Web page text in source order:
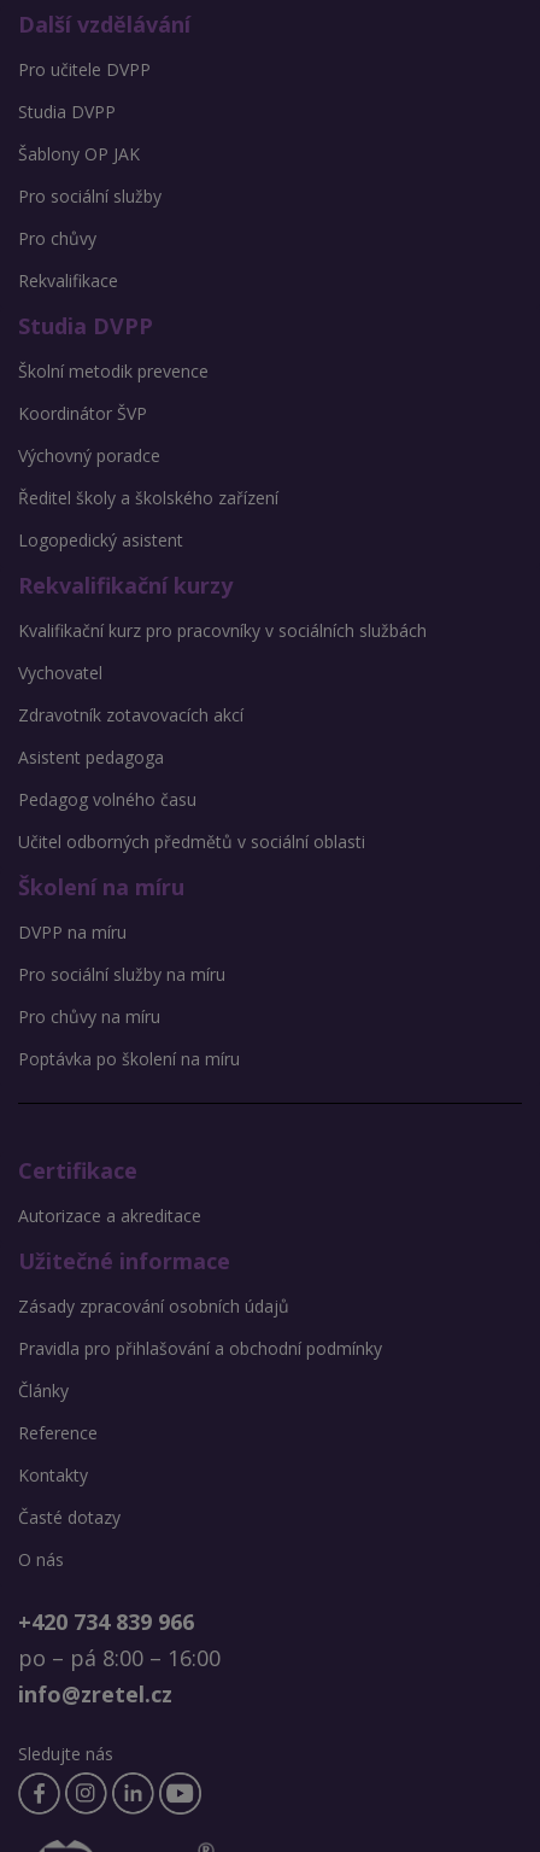
Další vzdělávání
Pro učitele DVPP
Studia DVPP
Šablony OP JAK
Pro sociální služby
Pro chůvy
Rekvalifikace
Studia DVPP
Školní metodik prevence
Koordinátor ŠVP
Výchovný poradce
Ředitel školy a školského zařízení
Logopedický asistent
Rekvalifikační kurzy
Kvalifikační kurz pro pracovníky v sociálních službách
Vychovatel
Zdravotník zotavovacích akcí
Asistent pedagoga
Pedagog volného času
Učitel odborných předmětů v sociální oblasti
Školení na míru
DVPP na míru
Pro sociální služby na míru
Pro chůvy na míru
Poptávka po školení na míru
Certifikace
Autorizace a akreditace
Užitečné informace
Zásady zpracování osobních údajů
Pravidla pro přihlašování a obchodní podmínky
Články
Reference
Kontakty
Časté dotazy
O nás
+420 734 839 966
po – pá 8:00 – 16:00
info@zretel.cz
Sledujte nás